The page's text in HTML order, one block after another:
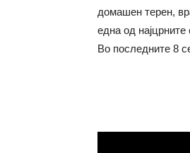
домашен терен,
една од најцрните
Во последните 8